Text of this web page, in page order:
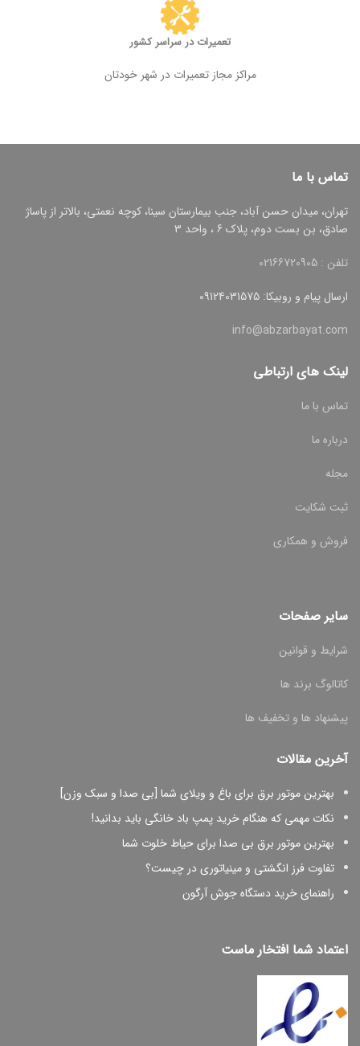
تعمیرات در سراسر کشور
مراکز مجاز تعمیرات در شهر خودتان
تماس با ما
تهران، میدان حسن آباد، جنب بیمارستان سینا، کوچه نعمتی، بالاتر از پاساژ
صادق، بن بست دوم، پلاک 6 ، واحد 3
تلفن : 02166720905
ارسال پیام و روبیکا: 09124031575
info@abzarbayat.com
لینک های ارتباطی
تماس با ما
درباره ما
مجله
ثبت شکایت
فروش و همکاری
سایر صفحات
شرایط و قوانین
کاتالوگ برند ها
پیشنهاد ها و تخفیف ها
آخرین مقالات
بهترین موتور برق برای باغ و ویلای شما [بی صدا و سبک وزن]
نکات مهمی که هنگام خرید پمپ باد خانگی باید بدانید!
بهترین موتور برق بی صدا برای حیاط خلوت شما
تفاوت فرز انگشتی و مینیاتوری در چیست؟
راهنمای خرید دستگاه جوش آرگون
اعتماد شما افتخار ماست